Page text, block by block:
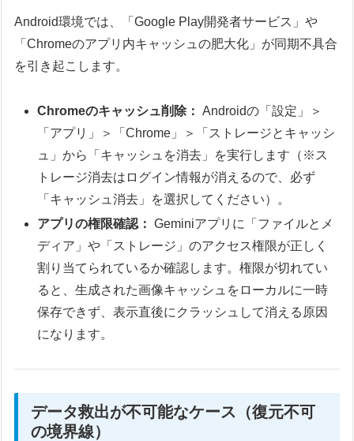
Android環境では、「Google Play開発者サービス」や
「Chromeのアプリ内キャッシュの肥大化」が同期不具合
を引き起こします。
Chromeのキャッシュ削除： Androidの「設定」＞
「アプリ」＞「Chrome」＞「ストレージとキャッシ
ュ」から「キャッシュを消去」を実行します（※ス
トレージ消去はログイン情報が消えるので、必ず
「キャッシュ消去」を選択してください）。
アプリの権限確認： Geminiアプリに「ファイルとメ
ディア」や「ストレージ」のアクセス権限が正しく
割り当てられているか確認します。権限が切れてい
ると、生成された画像キャッシュをローカルに一時
保存できず、表示直後にクラッシュして消える原因
になります。
データ救出が不可能なケース（復元不可
の境界線）